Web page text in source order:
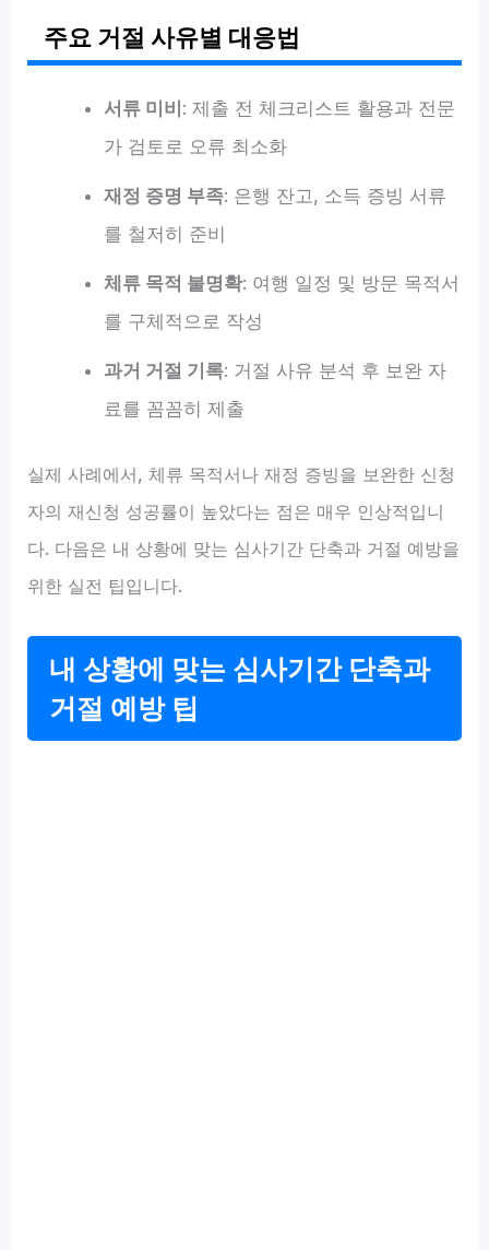
주요 거절 사유별 대응법
서류 미비 : 제출 전 체크리스트 활용과 전문
가 검토로 오류 최소화
재정 증명 부족: 은행 잔고, 소득 증빙 서류
를 철저히 준비
체류 목적 불명확: 여행 일정 및 방문 목적서
를 구체적으로 작성
과거 거절 기록: 거절 사유 분석 후 보완 자
료를 꼼꼼히 제출
실제 사례에서, 체류 목적서나 재정 증빙을 보완한 신청
자의 재신청 성공률이 높았다는 점은 매우 인상적입니
다. 다음은 내 상황에 맞는 심사기간 단축과 거절 예방을
위한 실전 팁입니다.
내 상황에 맞는 심사기간 단축과
거절 예방 팁